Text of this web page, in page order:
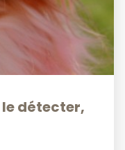
le détecter,